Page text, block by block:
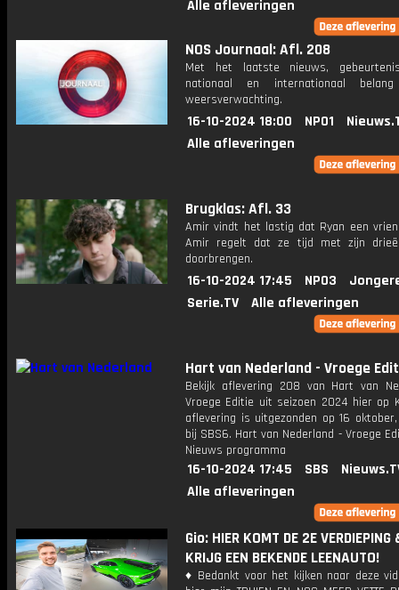
Alle afleveringen
NOS Journaal: Afl. 208
Met het laatste nieuws,
nationaal en internationaal
weersverwachting.
16-10-2024 18:00 NPO1
Alle afleveringen
Brugklas: Afl. 33
Amir vindt het lastig dat Ryan een
Amir regelt dat ze tijd met zijn
doorbrengen.
16-10-2024 17:45 NPO3
Serie.TV
Alle afleveringen
Hart van Nederland - Vroege
Bekijk aflevering 208 van Hart van
Vroege Editie uit seizoen 2024 hier op
aflevering is uitgezonden op 16 oktober,
bij SBS6. Hart van Nederland - Vroege
Nieuws programma
16-10-2024 17:45 SBS
Alle afleveringen
Gio: HIER KOMT DE 2E VERDIEPING
KRIJG EEN BEKENDE LEENAUTO!
♦ Bedankt voor het kijken naar deze